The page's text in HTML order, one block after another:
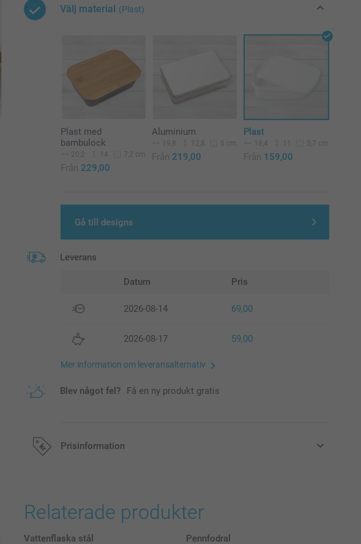
Välj material (Plast)
Plast med
bambulock
20,2 14 7,2 cm
Från 229,00
Aluminium
19,8 12,8 5 cm
Från 219,00
Plast
18,4 5,7 cm
Från 159,00
Gå till designs
Leverans
Datum Pris
2026-08-14 69,00
2026-08-17 59,00
Mer information om leveransalternativ
Blev något fel? Få en ny produkt gratis
Prisinformation
Relaterade produkter
Vattenflaska stål Pennfodral